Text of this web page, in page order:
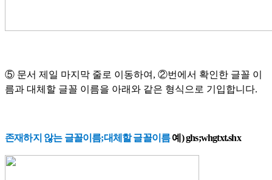
⑤ 문서 제일 마지막 줄로 이동하여, ②번에서 확인한 글꼴 이
름과 대체할 글꼴 이름을 아래와 같은 형식으로 기입합니다.
존재하지 않는 글꼴이름;대체할 글꼴이름예) ghs;whgtxt.shx